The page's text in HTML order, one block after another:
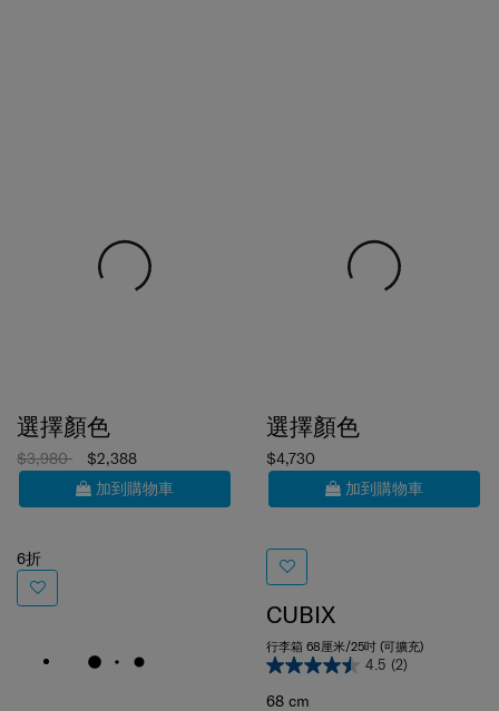
$3,980
$2,388
加到購物車
$4,730
加到購物車
CUBIX
行李箱 68厘米/25吋 (可擴充)
4.5 (2)
68 cm
比較